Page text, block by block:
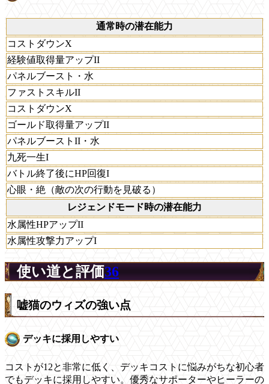
通常時の潜在能力
コストダウンX
経験値取得量アップII
パネルブースト・水
ファストスキルII
コストダウンX
ゴールド取得量アップII
パネルブーストII・水
九死一生I
バトル終了後にHP回復I
心眼・絶（敵の次の行動を見破る）
レジェンドモード時の潜在能力
水属性HPアップII
水属性攻撃力アップI
使い道と評価36
嘘猫のウィズの強い点
デッキに採用しやすい
コストが12と非常に低く、デッキコストに悩みがちな初心者
でもデッキに採用しやすい。優秀なサポーターやヒーラーの